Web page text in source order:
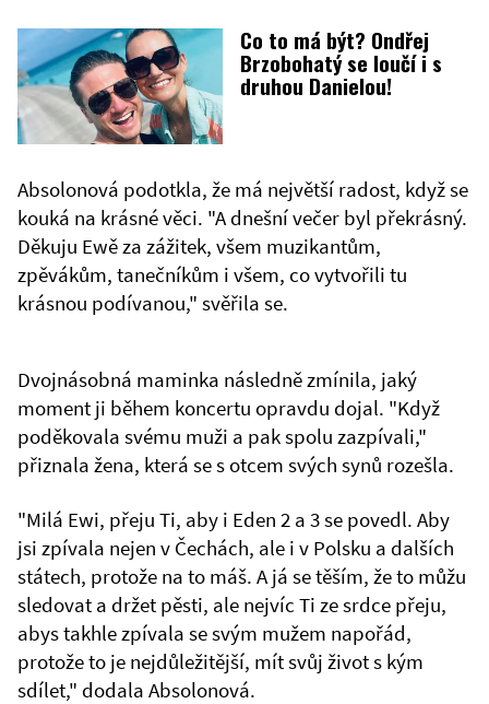
Co to má být? Ondřej
Brzobohatý se loučí i s
druhou Danielou!
Absolonová podotkla, že má největší radost, když se
kouká na krásné věci. "A dnešní večer byl překrásný.
Děkuju Ewě za zážitek, všem muzikantům,
zpěvákům, tanečníkům i všem, co vytvořili tu
krásnou podívanou," svěřila se.
Dvojnásobná maminka následně zmínila, jaký
moment ji během koncertu opravdu dojal. "Když
poděkovala svému muži a pak spolu zazpívali,"
přiznala žena, která se s otcem svých synů rozešla.
"Milá Ewi, přeju Ti, aby i Eden 2 a 3 se povedl. Aby
jsi zpívala nejen v Čechách, ale i v Polsku a dalších
státech, protože na to máš. A já se těším, že to můžu
sledovat a držet pěsti, ale nejvíc Ti ze srdce přeju,
abys takhle zpívala se svým mužem napořád,
protože to je nejdůležitější, mít svůj život s kým
sdílet," dodala Absolonová.